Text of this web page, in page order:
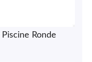
Ronde